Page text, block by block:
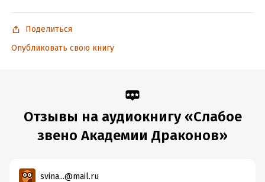
Поделиться
Опубликовать свою книгу
Отзывы на аудиокнигу «Слабое
звено Академии Драконов»
svina...@mail.ru